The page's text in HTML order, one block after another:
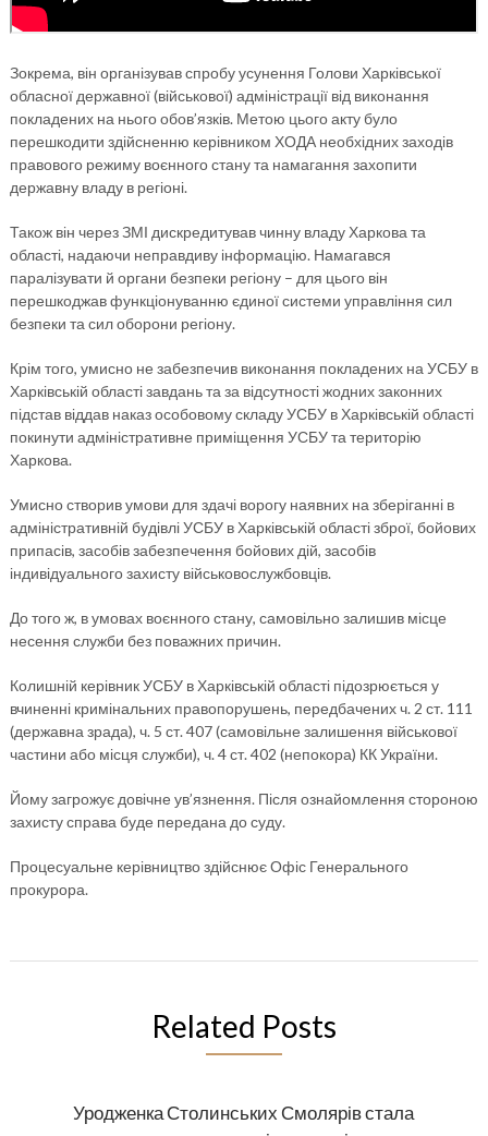
Зокрема, він організував спробу усунення Голови Харківської
обласної державної (військової) адміністрації від виконання
покладених на нього обов’язків. Метою цього акту було
перешкодити здійсненню керівником ХОДА необхідних заходів
правового режиму воєнного стану та намагання захопити
державну владу в регіоні.
Також він через ЗМІ дискредитував чинну владу Харкова та
області, надаючи неправдиву інформацію. Намагався
паралізувати й органи безпеки регіону – для цього він
перешкоджав функціонуванню єдиної системи управління сил
безпеки та сил оборони регіону.
Крім того, умисно не забезпечив виконання покладених на УСБУ в
Харківській області завдань та за відсутності жодних законних
підстав віддав наказ особовому складу УСБУ в Харківській області
покинути адміністративне приміщення УСБУ та територію
Харкова.
Умисно створив умови для здачі ворогу наявних на зберіганні в
адміністративній будівлі УСБУ в Харківській області зброї, бойових
припасів, засобів забезпечення бойових дій, засобів
індивідуального захисту військовослужбовців.
До того ж, в умовах воєнного стану, самовільно залишив місце
несення служби без поважних причин.
Колишній керівник УСБУ в Харківській області підозрюється у
вчиненні кримінальних правопорушень, передбачених ч. 2 ст. 111
(державна зрада), ч. 5 ст. 407 (самовільне залишення військової
частини або місця служби), ч. 4 ст. 402 (непокора) КК України.
Йому загрожує довічне ув’язнення. Після ознайомлення стороною
захисту справа буде передана до суду.
Процесуальне керівництво здійснює Офіс Генерального
прокурора.
Related Posts
Уродженка Столинських Смолярів стала